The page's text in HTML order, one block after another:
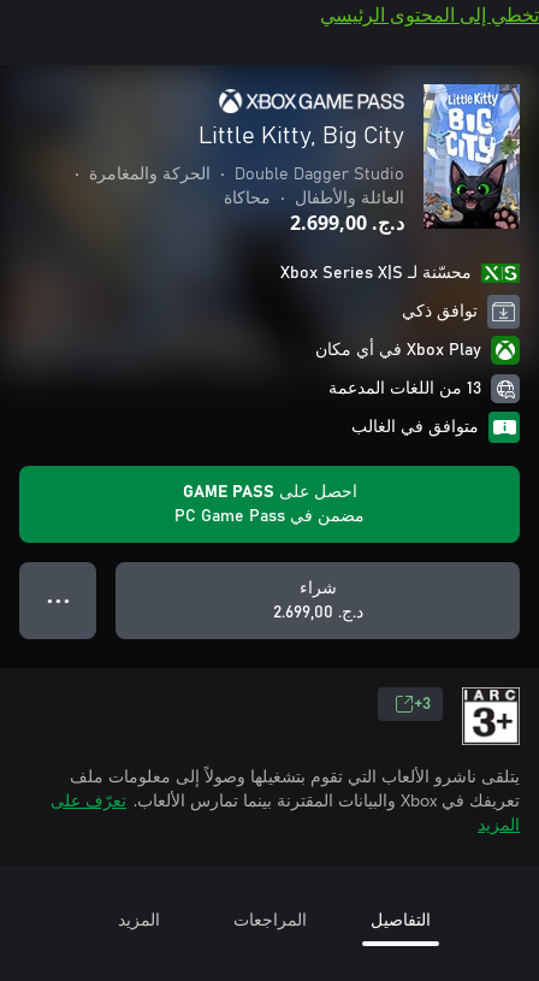
تخطي إلى المحتوى الرئيسي
Little Kitty, Big City
Double Dagger Studio
• الحركة والمغامرة
•
العائلة والأطفال
• محاكاة
د.ج.‏ 2.699,00
محسّنة لـ Xbox Series X|S
توافق ذكي
Xbox Play في أي مكان
13 من اللغات المدعمة
متوافق في الغالب
احصل على GAME PASS
مضمن في PC Game Pass
شراء
د.ج.‏ 2.699,00
● ● ●
3+
يتلقى ناشرو الألعاب التي تقوم بتشغيلها وصولاً إلى معلومات ملف
تعريفك في Xbox والبيانات المقترنة بينما تمارس الألعاب.
تعرّف على
المزيد
التفاصيل المراجعات المزيد